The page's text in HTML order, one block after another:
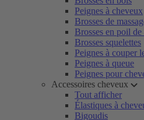
Peignes à cheveux
Brosses de
Brosses en poil
Brosses squelettes
Peignes à couper
Peignes à queue
Peignes pour
Accessoires cheveux
Tout afficher
Élastiques à
Bigoudis